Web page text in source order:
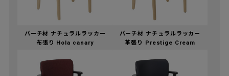
バーチ材 ナチュラルラッカー
布張り Hola canary
バーチ材 ナチュラルラッカー
革張り Prestige Cream